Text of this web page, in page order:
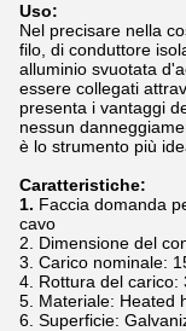
Uso:
Nel precisare nella
filo, di conduttore
alluminio svuotata
essere collegati
presenta i vantaggi
nessun
è lo strumento più
Caratteristiche:
1. Faccia domanda
cavo
2. Dimensione del
3. Carico nominale:
4. Rottura del carico:
5. Materiale: Heated
6. Superficie: